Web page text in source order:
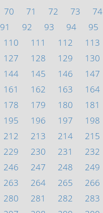
70 71 72 73 74
91 92 93 94 95
110 111 112 113
127 128 129 130
144 145 146 147
161 162 163 164
178 179 180 181
195 196 197 198
212 213 214 215
229 230 231 232
246 247 248 249
263 264 265 266
280 281 282 283